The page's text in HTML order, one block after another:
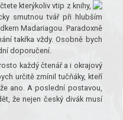
kterýkoliv vtip z knihy,
smutnou tvář při hlubším
Madariagou. Paradoxně
takřka vždy. Osobně bych
doporučení.
každý čtenář a i okrajový
určitě zmínil tučňáky, kteří
ano. A poslední postavou,
že nejen český divák musí